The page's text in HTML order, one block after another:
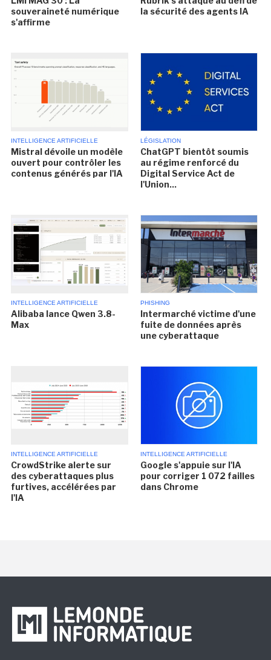
souveraineté numérique
s'affirme
la sécurité des agents IA
INTELLIGENCE ARTIFICIELLE
Mistral dévoile un modèle
ouvert pour contrôler les
contenus générés par l'IA
LÉGISLATION
ChatGPT bientôt soumis
au régime renforcé du
Digital Service Act de
l'Union...
INTELLIGENCE ARTIFICIELLE
Alibaba lance Qwen 3.8-
Max
PHISHING
Intermarché victime d'une
fuite de données après
une cyberattaque
INTELLIGENCE ARTIFICIELLE
CrowdStrike alerte sur
des cyberattaques plus
furtives, accélérées par
l'IA
INTELLIGENCE ARTIFICIELLE
Google s'appuie sur l'IA
pour corriger 1 072 failles
dans Chrome